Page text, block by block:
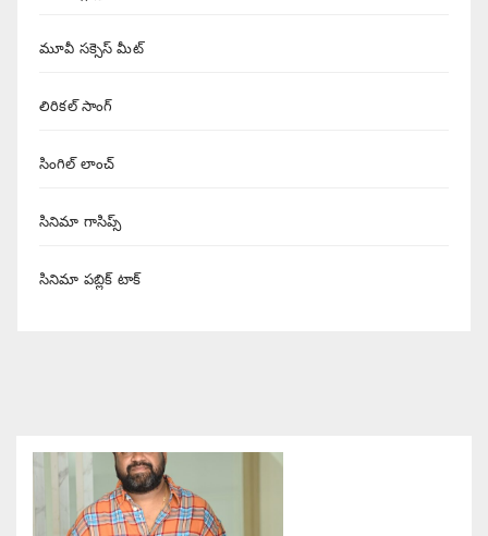
మూవీ సక్సెస్ మీట్
లిరికల్ సాంగ్
సింగిల్ లాంచ్
సినిమా గాసిప్స్
సినిమా పబ్లిక్ టాక్